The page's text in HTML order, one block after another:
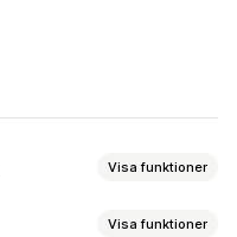
Visa funktioner
Visa funktioner